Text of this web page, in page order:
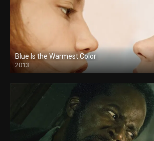
Blue Is the Warmest Color
2013